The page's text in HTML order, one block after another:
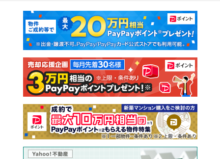
新築マンション 中古マンション
新築一戸建て 中古一戸建て
注文住宅 土地
売却査定
マンションカタログ 教えて！住まいの先生